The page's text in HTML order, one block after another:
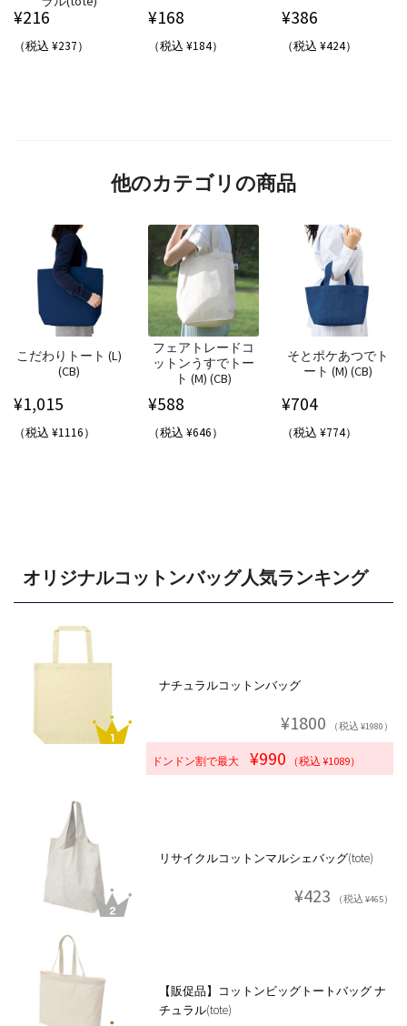
¥216
（税込 ¥237）
¥168
（税込 ¥184）
¥386
（税込 ¥424）
他のカテゴリの商品
こだわりトート (L)
(CB)
¥1,015
（税込 ¥1116）
フェアトレードコ
ットンうすでトー
ト (M) (CB)
¥588
（税込 ¥646）
そとポケあつでト
ート (M) (CB)
¥704
（税込 ¥774）
オリジナルコットンバッグ人気ランキング
ナチュラルコットンバッグ
¥1800 （税込 ¥1980）
ドンドン割で最大 ¥990 （税込 ¥1089）
リサイクルコットンマルシェバッグ(tote)
¥423 （税込 ¥465）
【販促品】コットンビッグトートバッグ ナ
チュラル(tote)